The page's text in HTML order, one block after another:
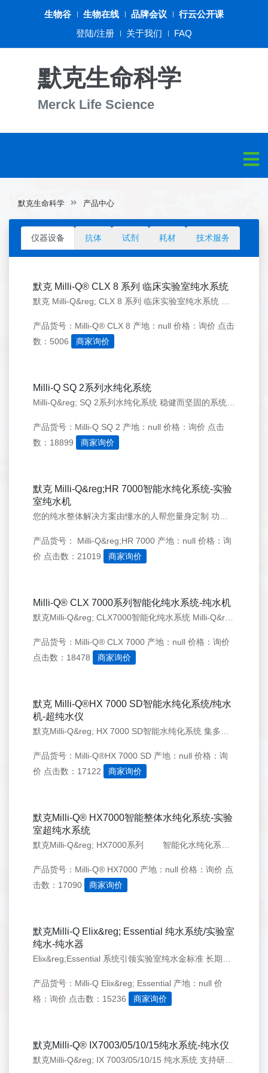
生物谷 生物在线 品牌会议
行云公开课
登陆/注册
关于我们 FAQ
默克生命科学
Merck Life Science
默克生命科学 产品中心
仪器设备 抗体 试剂 耗材 技术服务
默克 Milli-Q® CLX 8 系列 临床实验室纯水系统
产品货号：Milli-Q® CLX 8 产地：null 价格：询价 点击
数：5006
商家询价
Milli-Q SQ 2系列水纯化系统
产品货号：Milli-Q SQ 2 产地：null 价格：询价 点击
数：18899
商家询价
默克 Milli-Q&reg;HR 7000智能水纯化系统-实验
室纯水机
产品货号： Milli-Q&reg;HR 7000 产地：null 价格：询
价 点击数：21019 商家询价
Milli-Q® CLX 7000系列智能化纯水系统-纯水机
产品货号：Milli-Q® CLX 7000 产地：null 价格：询价
点击数：18478
商家询价
默克 Milli-Q®HX 7000 SD智能水纯化系统/纯水
机-超纯水仪
产品货号：Milli-Q®HX 7000 SD 产地：null 价格：询
价 点击数：17122 商家询价
默克Milli-Q® HX7000智能整体水纯化系统-实验
室超纯水系统
产品货号：Milli-Q® HX7000 产地：null 价格：询价 点
击数：17090
商家询价
默克Milli-Q Elix&reg; Essential 纯水系统/实验室
纯水-纯水器
产品货号：Milli-Q Elix&reg; Essential 产地：null 价
格：询价 点击数：15236 商家询价
默克Milli-Q® IX7003/05/10/15纯水系统-纯水仪